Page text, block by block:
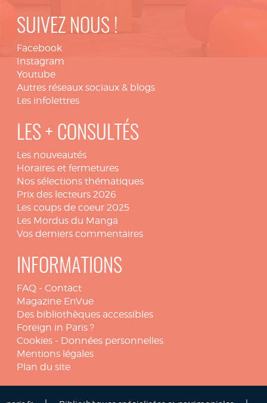
SUIVEZ NOUS !
Facebook
Instagram
Youtube
Autres réseaux sociaux & blogs
Les infolettres
LES + CONSULTÉS
Les nouveautés
Horaires et fermetures
Nos sélections thématiques
Prix des lecteurs 2026
Les coups de coeur 2025
Les Mordus du Manga
Vos derniers commentaires
INFORMATIONS
FAQ - Contact
Magazine EnVue
Des bibliothèques accessibles
Foreign in Paris ?
Cookies - Données personnelles
Mentions légales
Plan du site